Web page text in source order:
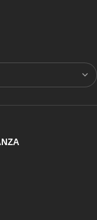
incluído y además
colección madera